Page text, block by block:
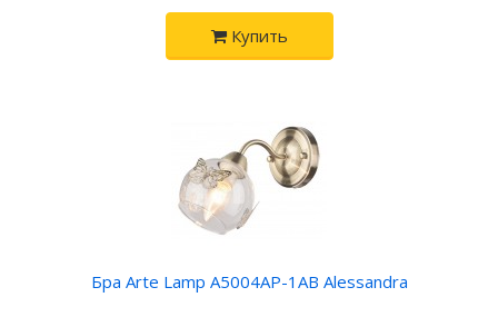
Купить
Бра Arte Lamp A5004AP-1AB Alessandra